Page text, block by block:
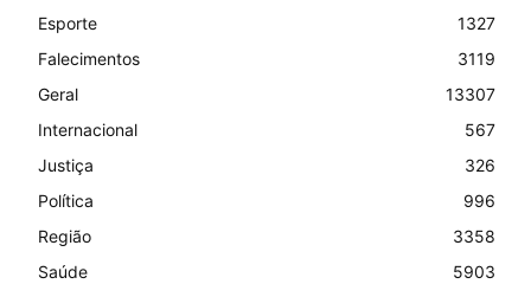
Esporte
1327
Falecimentos
3119
Geral
13307
Internacional
567
Justiça
326
Política
996
Região
3358
Saúde
5903